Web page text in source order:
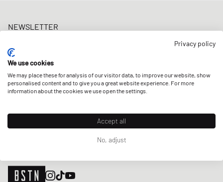
NEWSLETTER
Raffles & New Arrivals. Registriere dich jetzt!
E-Mail-Adresse
JETZT ANMELDEN
UNSERE STORES
Privacy policy
We use cookies
We may place these for analysis of our visitor data, to improve our website, show
personalised content and to give you a great website experience. For more
information about the cookies we use open the settings.
Accept all
No, adjust